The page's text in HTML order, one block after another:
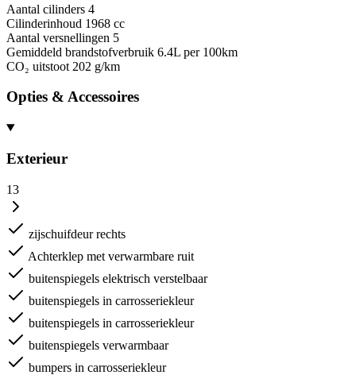
Aantal cilinders 4
Cilinderinhoud 1968 cc
Aantal versnellingen 5
Gemiddeld brandstofverbruik 6.4L per 100km
CO₂ uitstoot 202 g/km
Opties & Accessoires
Exterieur
13
zijschuifdeur rechts
Achterklep met verwarmbare ruit
buitenspiegels elektrisch verstelbaar
buitenspiegels in carrosseriekleur
buitenspiegels in carrosseriekleur
buitenspiegels verwarmbaar
bumpers in carrosseriekleur